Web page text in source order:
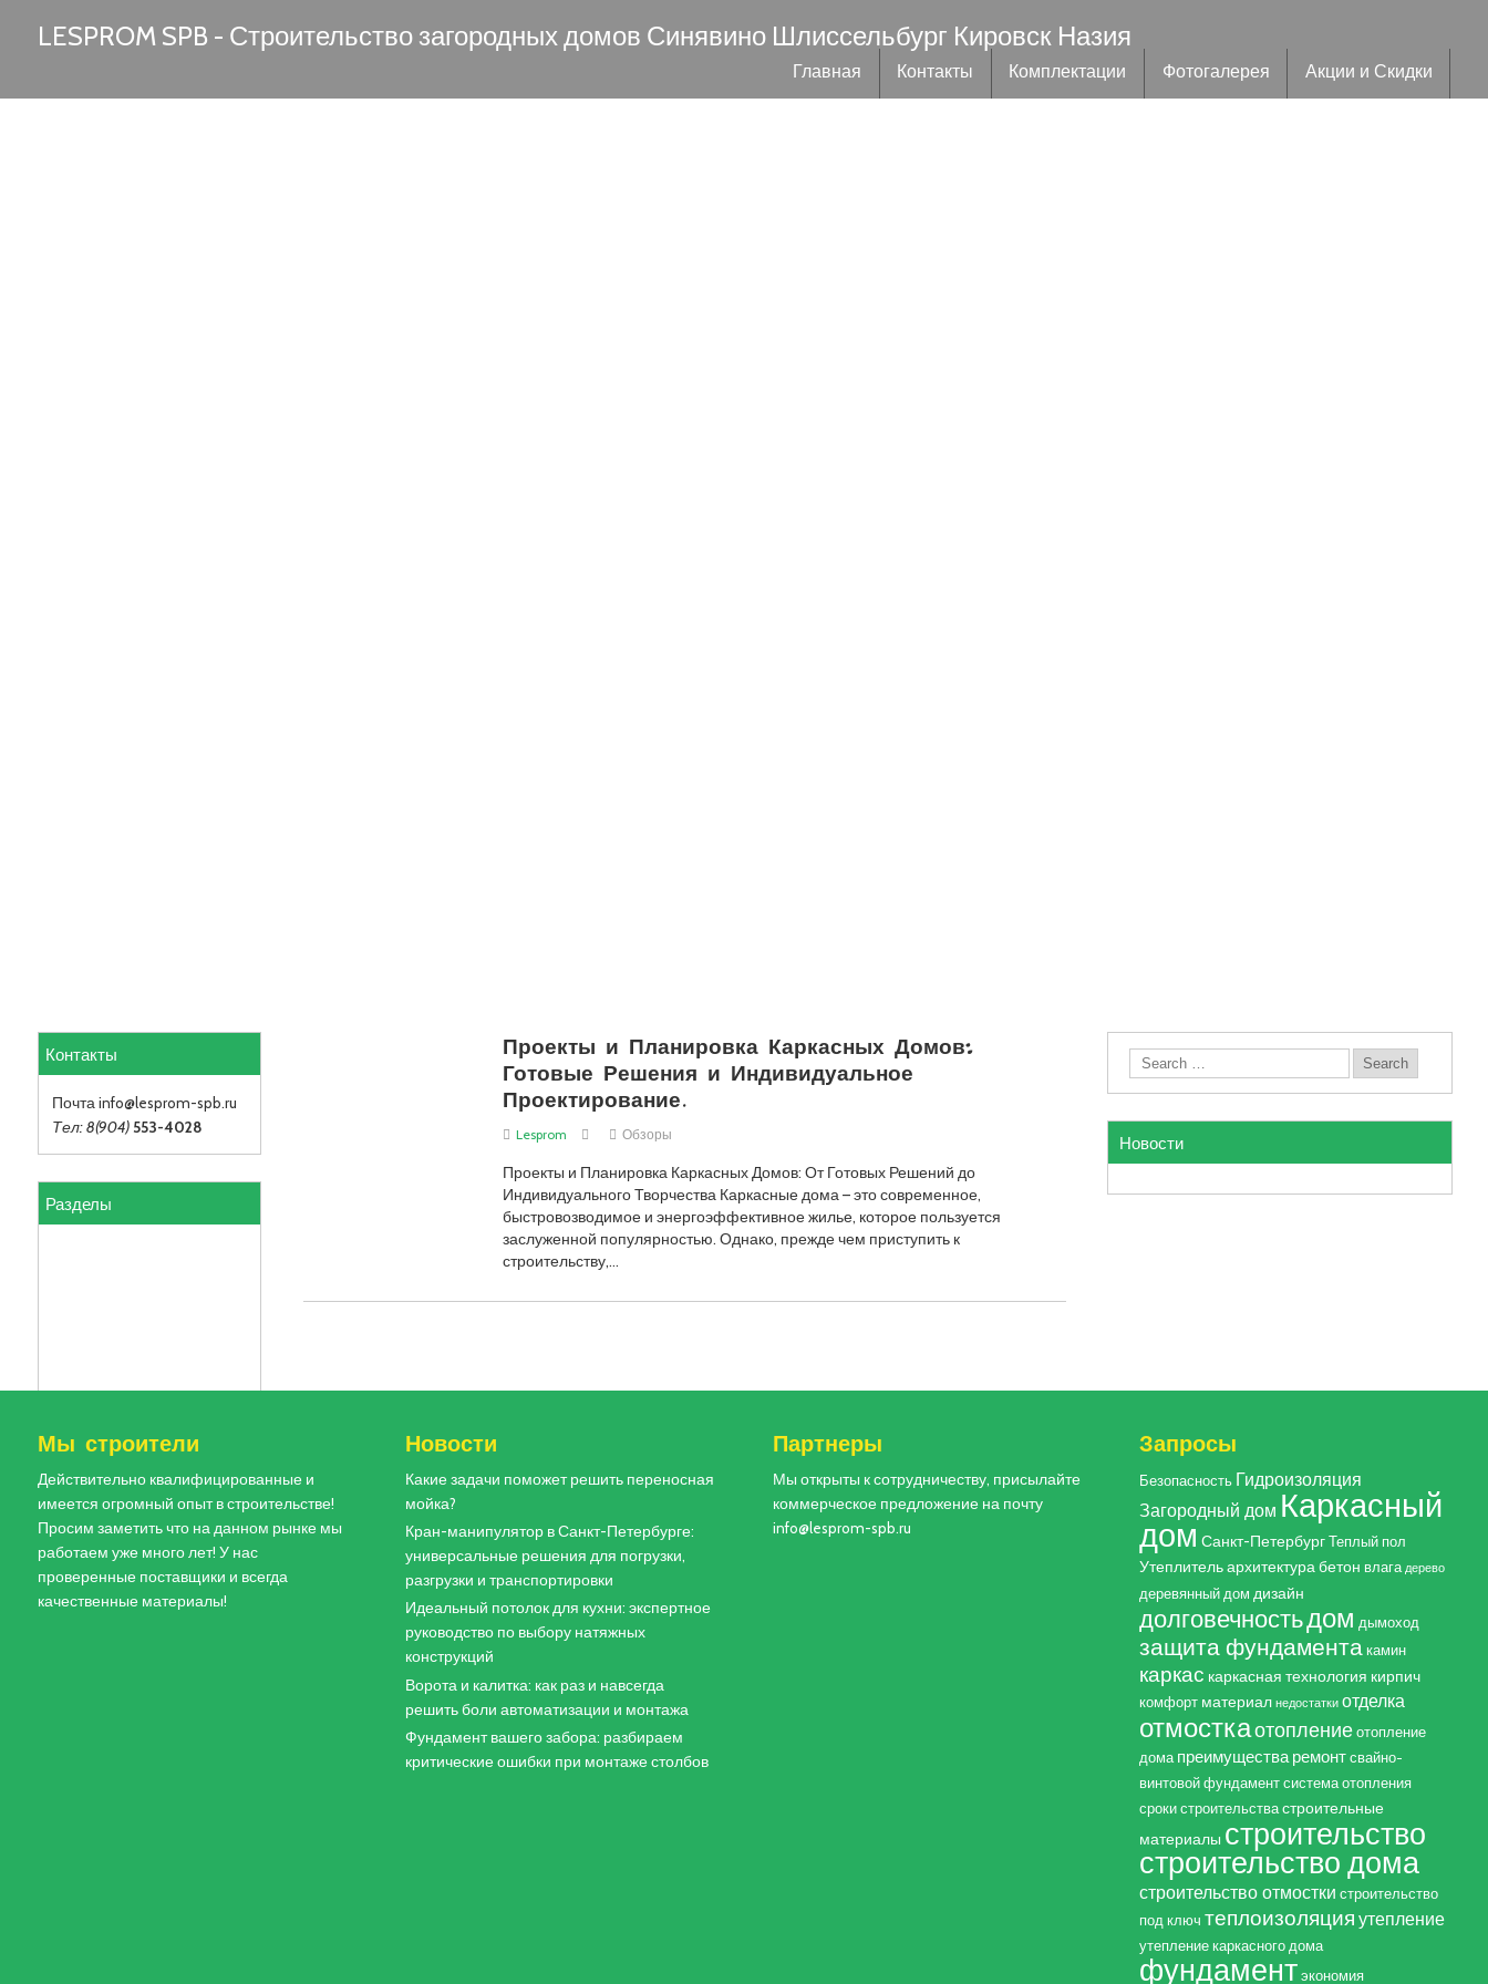
LESPROM SPB - Строительство загородных домов Синявино Шлиссельбург Кировск Назия
Главная Контакты Комплектации Фотогалерея Акции и Скидки
Проекты и Планировка Каркасных Домов:
Готовые Решения и Индивидуальное
Проектирование.
Lesprom Обзоры
Проекты и Планировка Каркасных Домов: От Готовых Решений до
Индивидуального Творчества Каркасные дома – это современное,
быстровозводимое и энергоэффективное жилье, которое пользуется
заслуженной популярностью. Однако, прежде чем приступить к
строительству,…
Новости
Контакты
Почта info@lesprom-spb.ru
Тел: 8(904) 553-4028
Разделы
Мы строители
Действительно квалифицированные и
имеется огромный опыт в строительстве!
Просим заметить что на данном рынке мы
работаем уже много лет! У нас
проверенные поставщики и всегда
качественные материалы!
Новости
Какие задачи поможет решить переносная
мойка?
Кран-манипулятор в Санкт-Петербурге:
универсальные решения для погрузки,
разгрузки и транспортировки
Идеальный потолок для кухни: экспертное
руководство по выбору натяжных
конструкций
Ворота и калитка: как раз и навсегда
решить боли автоматизации и монтажа
Фундамент вашего забора: разбираем
критические ошибки при монтаже столбов
Партнеры
Мы открыты к сотрудничеству, присылайте
коммерческое предложение на почту
info@lesprom-spb.ru
Запросы
Безопасность Гидроизоляция
Загородный дом Каркасный
дом Санкт-Петербург Теплый пол
Утеплительархитектурабетон влага дерево
деревянный дом дизайн
долговечностьдом дымоход
защита фундамента камин
каркас каркасная технология кирпич
комфорт материал недостатки отделка
отмосткаотопление отопление
дома преимущества ремонт свайно-
винтовой фундамент система отопления
сроки строительства строительные
материалы строительство
строительство дома
строительство отмостки строительство
под ключ теплоизоляция утепление
утепление каркасного дома
фундамент экономия